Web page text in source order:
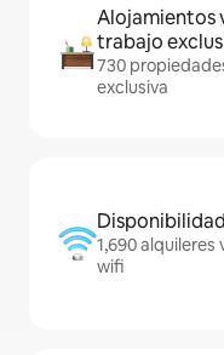
Alojamientos
trabajo
730
exclusiva
1,690 alquileres
wifi